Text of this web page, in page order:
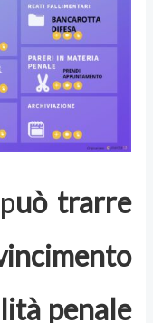
uò trarre
penale